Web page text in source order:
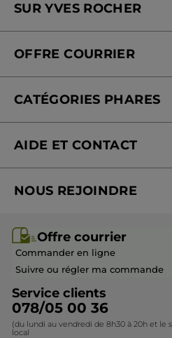
Soins en institut
SUR YVES ROCHER
Nos engagements
Blog Act Beautiful
OFFRE COURRIER
CATÉGORIES PHARES
Promotions
Idées cadeaux
Collection de Noël
AIDE ET CONTACT
Mes cadeaux
Questions & Réponses
Contactez-nous
NOUS REJOINDRE
Devenir franchisé ou gérant
Offre courrier
Commander en ligne
Suivre ou régler ma commande
Service clients
078/05 00 36
(du lundi au vendredi de 8h30 à 20h et le
local